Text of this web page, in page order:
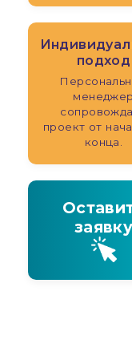
подход
менеджер
проект от
конца.
заявку